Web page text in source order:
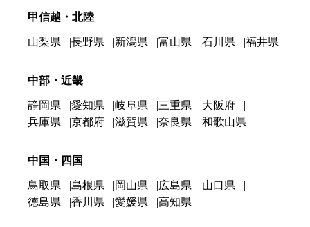
甲信越・北陸
山梨県 長野県 新潟県 富山県 石川県 福井県
中部・近畿
静岡県 愛知県 岐阜県 三重県
大阪府
兵庫県
京都府 滋賀県 奈良県 和歌山県
中国・四国
鳥取県 島根県 岡山県 広島県
山口県
徳島県
香川県 愛媛県 高知県